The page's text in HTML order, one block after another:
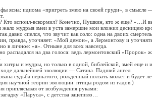
ясна: идиома «пригреть змею на своей груди», в смысле
вспоил-вскормил? Конечно, Пушкин, кто ж еще? «…И
жало мудрыя змеи в уста замершие мои вложил десницею
давно спелся, что звучит как соло: одна на двоих
правда, уточняет: «Мой демон», а Лермонтову и уточнять
в личное: «я». Отныне для всех навсегда.
на два голоса: ведь лермонтовский «Пророк»
и мудры, но только в одной, библейской, змей еще и
ходе дальнейшей эволюции — Сатана. Падший ангел.
судьба пернатого, рожденный ползать может и будет
научной теории эволюции: птицы родом из гадов.)
от возбуждения руками:
«Паруса», с детства зацепило…